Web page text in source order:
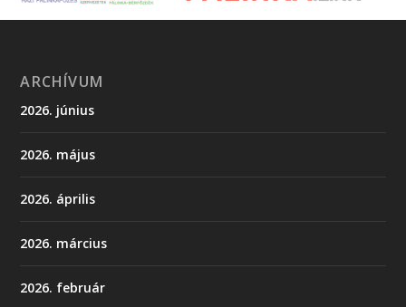
ARCHÍVUM
2026. június
2026. május
2026. április
2026. március
2026. február